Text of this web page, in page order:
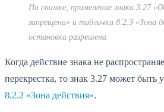
На снимке, применение знака 3.27
запрещена» и таблички 8.2.3 «Зона
остановка разрешена.
Когда действие знака не
перекрестка, то знак 3.27 может быть
8.2.2 «Зона действия».